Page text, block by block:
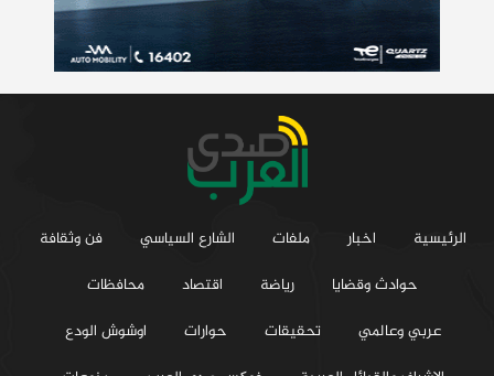
الرئيسية اخبار ملفات الشارع السياسي
فن وثقافة
حوادث وقضايا
رياضة اقتصاد
محافظات
عربي وعالمي
تحقيقات حوارات
اوشوش الودع